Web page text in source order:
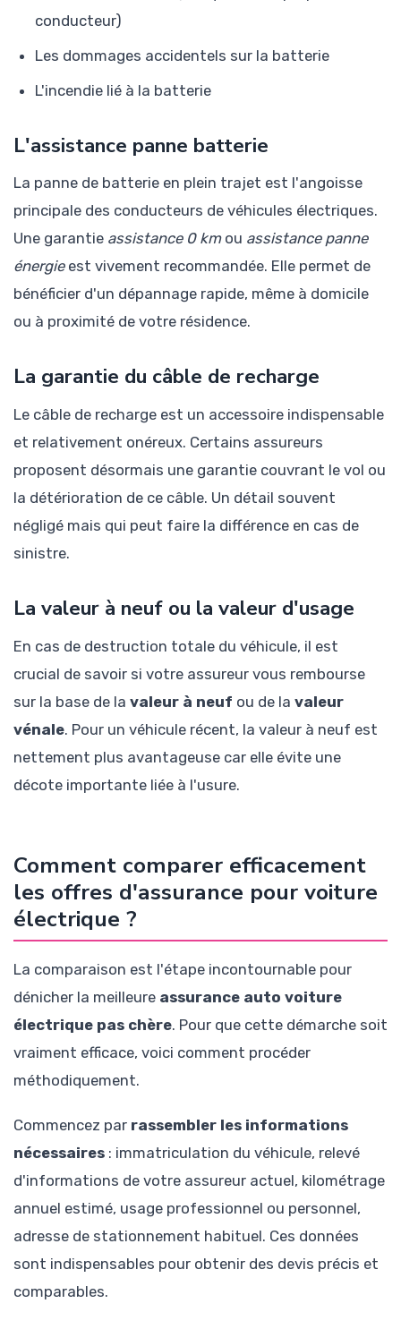
conducteur)
Les dommages accidentels sur la batterie
L'incendie lié à la batterie
L'assistance panne batterie
La panne de batterie en plein trajet est l'angoisse
principale des conducteurs de véhicules électriques.
Une garantie assistance 0 kmou assistance panne
énergieest vivement recommandée. Elle permet de
bénéficier d'un dépannage rapide, même à domicile
ou à proximité de votre résidence.
La garantie du câble de recharge
Le câble de recharge est un accessoire indispensable
et relativement onéreux. Certains assureurs
proposent désormais une garantie couvrant le vol ou
la détérioration de ce câble. Un détail souvent
négligé mais qui peut faire la différence en cas de
sinistre.
La valeur à neuf ou la valeur d'usage
En cas de destruction totale du véhicule, il est
crucial de savoir si votre assureur vous rembourse
sur la base de la valeur à neuf ou de la valeur
vénale. Pour un véhicule récent, la valeur à neuf est
nettement plus avantageuse car elle évite une
décote importante liée à l'usure.
Comment comparer efficacement
les offres d'assurance pour voiture
électrique ?
La comparaison est l'étape incontournable pour
dénicher la meilleure assurance auto voiture
électrique pas chère. Pour que cette démarche soit
vraiment efficace, voici comment procéder
méthodiquement.
Commencez par rassembler les informations
nécessaires : immatriculation du véhicule, relevé
d'informations de votre assureur actuel, kilométrage
annuel estimé, usage professionnel ou personnel,
adresse de stationnement habituel. Ces données
sont indispensables pour obtenir des devis précis et
comparables.